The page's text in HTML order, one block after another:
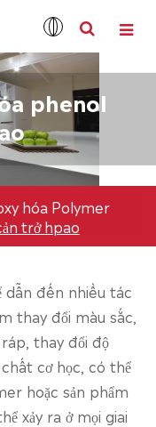
phenol
hóa Polymer
trở hpao
đến nhiều tác
thay đổi màu sắc,
thay đổi độ
cơ học, có thể
hoặc sản phẩm
xảy ra ở mọi giai